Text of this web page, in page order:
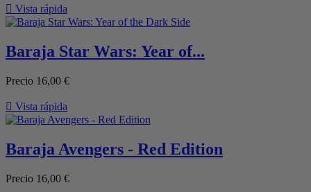
 Vista rápida
Baraja Star Wars: Year of...
Precio 16,00 €
 Vista rápida
Baraja Avengers - Red Edition
Precio 16,00 €